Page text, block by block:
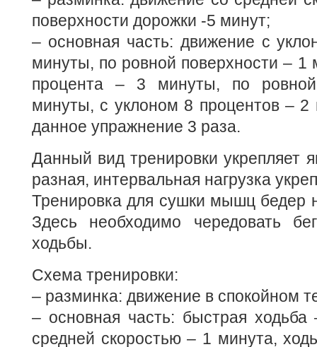
поверхности дорожки -5 минут;
– основная часть: движение с
минуты, по ровной поверхности – 1
процента – 3 минуты, по
минуты, с уклоном 8 процентов –
данное упражнение 3 раза.
Данный вид тренировки укрепляет
разная, интервальная нагрузка
Тренировка для сушки мышц бедер
Здесь необходимо чередовать
ходьбы.
Схема тренировки:
– разминка: движение в спокойном
– основная часть: быстрая
средней скоростью – 1 минута,